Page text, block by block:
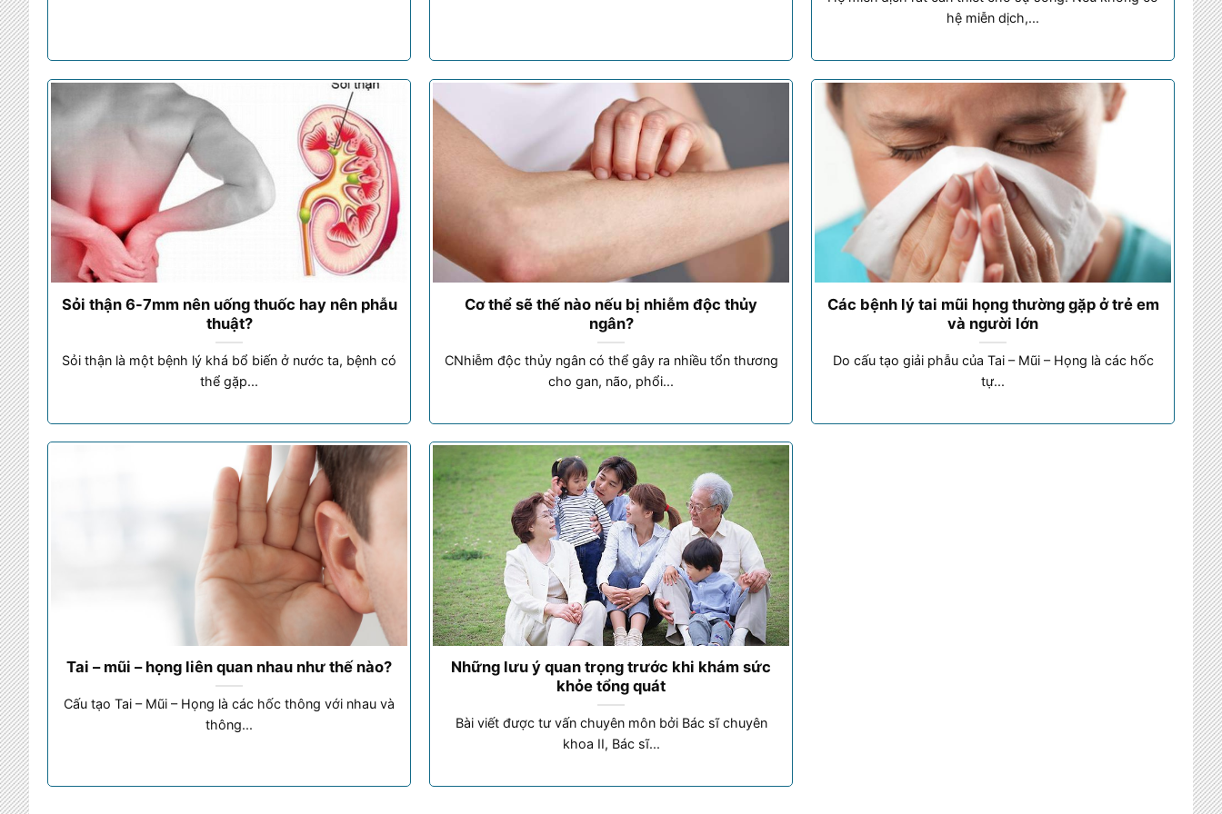
hệ miễn dịch,...
Sỏi thận 6-7mm nên uống thuốc hay nên phẫu
thuật?
Sỏi thận là một bệnh lý khá bổ biến ở nước ta, bệnh có
thể gặp...
Cơ thể sẽ thế nào nếu bị nhiễm độc thủy
ngân?
CNhiễm độc thủy ngân có thể gây ra nhiều tổn thương
cho gan, não, phổi...
Các bệnh lý tai mũi họng thường gặp ở trẻ em
và người lớn
Do cấu tạo giải phẫu của Tai – Mũi – Họng là các hốc
tự...
Tai – mũi – họng liên quan nhau như thế nào?
Cấu tạo Tai – Mũi – Họng là các hốc thông với nhau và
thông...
Những lưu ý quan trọng trước khi khám sức
khỏe tổng quát
Bài viết được tư vấn chuyên môn bởi Bác sĩ chuyên
khoa II, Bác sĩ...